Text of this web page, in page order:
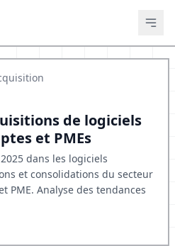
de logiciels
et PMEs
dans les logiciels
et consolidations du secteur
PME. Analyse des tendances